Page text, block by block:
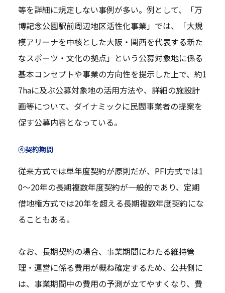
等を詳細に規定しない事例が多い。例として、「万
博記念公園駅前周辺地区活性化事業」では、「大規
模アリーナを中核とした大阪・関西を代表する新た
なスポーツ・文化の拠点」という公募対象地に係る
基本コンセプトや事業の方向性を提示した上で、約1
7haに及ぶ公募対象地の活用方法や、詳細の施設計
画等について、ダイナミックに民間事業者の提案を
促す公募内容となっている。
④契約期間
従来方式では単年度契約が原則だが、PFI方式では1
0～20年の長期複数年度契約が一般的であり、定期
借地権方式では20年を超える長期複数年度契約にな
ることもある。
なお、長期契約の場合、事業期間にわたる維持管
理・運営に係る費用が概ね確定するため、公共側に
は、事業期間中の費用の予測が立てやすくなり、費